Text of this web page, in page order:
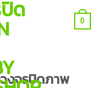
0
งจรปิดภาพ